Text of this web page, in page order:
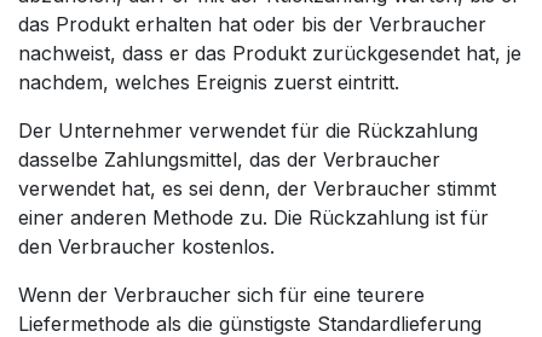
das Produkt erhalten hat oder bis der Verbraucher
nachweist, dass er das Produkt zurückgesendet hat, je
nachdem, welches Ereignis zuerst eintritt.
Der Unternehmer verwendet für die Rückzahlung
dasselbe Zahlungsmittel, das der Verbraucher
verwendet hat, es sei denn, der Verbraucher stimmt
einer anderen Methode zu. Die Rückzahlung ist für
den Verbraucher kostenlos.
Wenn der Verbraucher sich für eine teurere
Liefermethode als die günstigste Standardlieferung